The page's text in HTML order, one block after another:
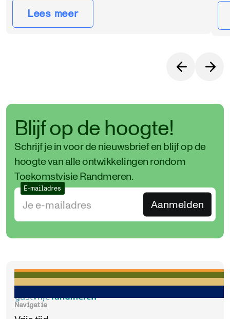
Lees meer
Blijf op de hoogte!
Schrijf je in voor de nieuwsbrief en blijf op de
hoogte van alle ontwikkelingen rondom
Toekomstvisie Randmeren.
E-mailadres
Navigatie